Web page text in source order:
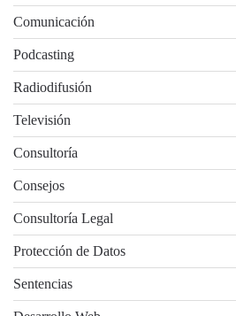
Comunicación
Podcasting
Radiodifusión
Televisión
Consultoría
Consejos
Consultoría Legal
Protección de Datos
Sentencias